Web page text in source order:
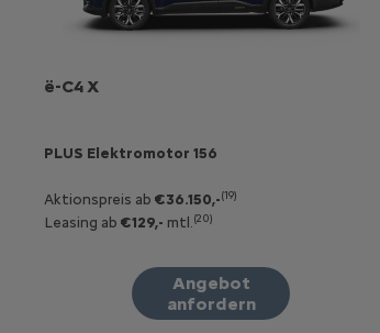
ë-C4 X
PLUS Elektromotor 156
Aktionspreis ab €36.150,-(19)
Leasing ab €129,- mtl. (20)
Angebot
anfordern